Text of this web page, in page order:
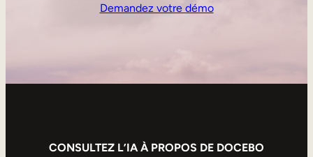
Demandez votre démo
CONSULTEZ L’IA À PROPOS DE DOCEBO